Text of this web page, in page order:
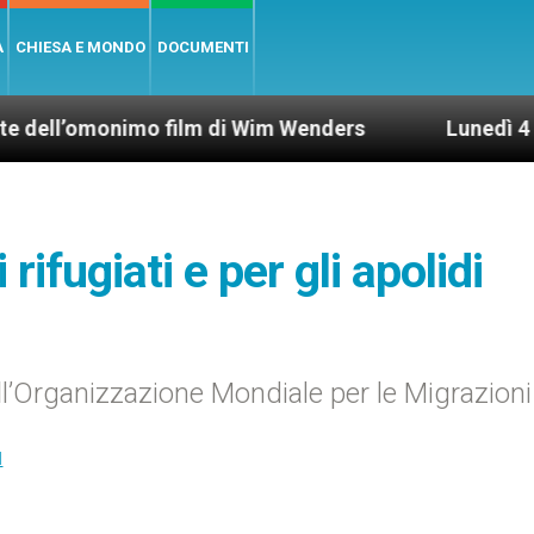
CHIESA E MONDO DOCUMENTI
film di Wim Wenders Lunedì 4
rifugiati e per gli apolidi
Mondiale per le Migrazioni